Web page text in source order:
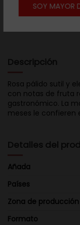
SOY MAYOR
Descripción
Rosa pálido sutil y
con notas de fruta
gastronómico. La
meses le confieren
Detalles del
Añada
Países
Zona de producción
Formato